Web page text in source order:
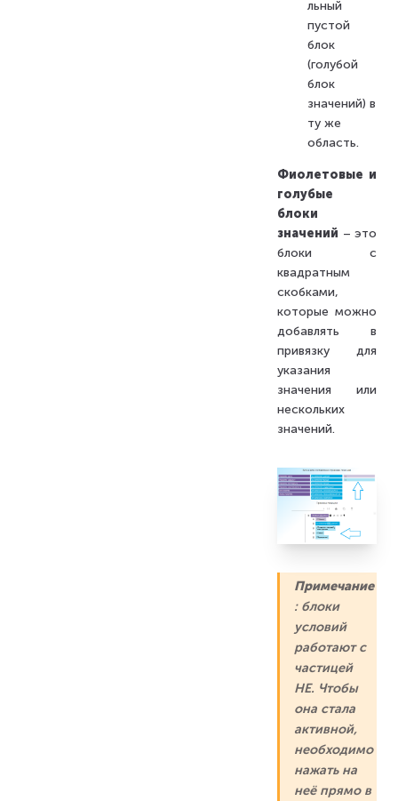
льный
пустой
блок
(голубой
блок
значений) в
ту же
область.
Фиолетовые и
голубые
блоки
значений – это
блоки с
квадратным
скобками,
которые можно
добавлять в
привязку для
указания
значения или
нескольких
значений.
Примечание
: блоки
условий
работают с
частицей
НЕ. Чтобы
она стала
активной,
необходимо
нажать на
неё прямо в